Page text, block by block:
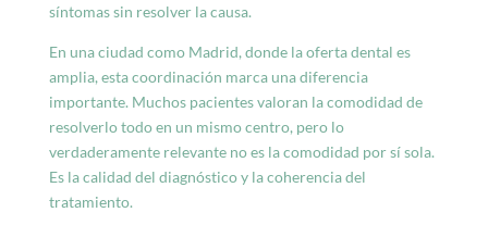
síntomas sin resolver la causa.
En una ciudad como Madrid, donde la oferta dental es
amplia, esta coordinación marca una diferencia
importante. Muchos pacientes valoran la comodidad de
resolverlo todo en un mismo centro, pero lo
verdaderamente relevante no es la comodidad por sí sola.
Es la calidad del diagnóstico y la coherencia del
tratamiento.